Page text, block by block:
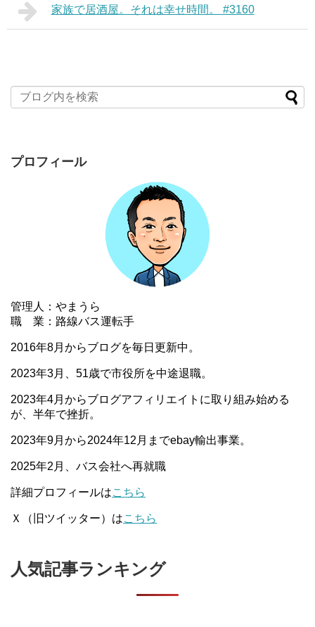
家族で居酒屋。それは幸せ時間。 #3160
プロフィール
管理人：やまうら
職 業：路線バス運転手
2016年8月からブログを毎日更新中。
2023年3月、51歳で市役所を中途退職。
2023年4月からブログアフィリエイトに取り組み始める
が、半年で挫折。
2023年9月から2024年12月までebay輸出事業。
2025年2月、バス会社へ再就職
詳細プロフィールはこちら
Ｘ（旧ツイッター）はこちら
人気記事ランキング